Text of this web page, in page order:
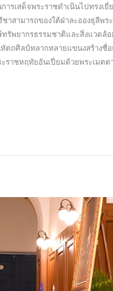
เสด็จพระราชดำเนินไปทรงเยี่
าสามารถของใต้ฝ่าละอองธุลีพ
พยากรธรรมชาติและสิ่งแวดล้อ
ถศิลป์หลากหลายแขนงสร้างชื่อ
าชหฤทัยอันเปี่ยมด้วยพระเมตต